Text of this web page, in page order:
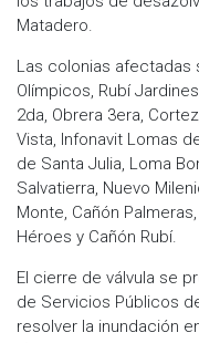
Matadero.
Las colonias afectadas
Olímpicos, Rubí
2da, Obrera 3era,
Vista, Infonavit Lomas
de Santa Julia, Loma
Salvatierra, Nuevo
Monte, Cañón
Héroes y Cañón Rubí.
El cierre de válvula se
de Servicios Públicos
resolver la inundación